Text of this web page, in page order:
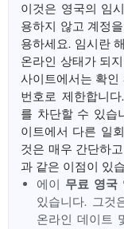
이것은 영국의 임
용하지 않고 계정
용하세요. 임시란
온라인 상태가 되
사이트에서는 확
번호로 제한합니
를 차단할 수 있습
이트에서 다른 일
것은 매우 간단하
과 같은 이점이 있
에이 무료 영국
있습니다. 그것
온라인 데이트